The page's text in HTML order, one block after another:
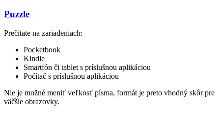
Puzzle
Prečítate na zariadeniach:
Pocketbook
Kindle
Smartfón či tablet s príslušnou aplikáciou
Počítač s príslušnou aplikáciou
Nie je možné meniť veľkosť písma, formát je preto vhodný skôr pre
väčšie obrazovky.